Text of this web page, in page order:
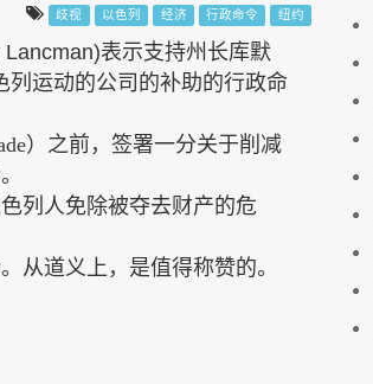
歧视 以色列 经济 行政命令 纽约
Lancman)表示支持州长库默
列运动的公司的补助的行政命
）之前，签署一分关于削减
列人免除被夺去财产的危
从道义上，是值得称赞的。